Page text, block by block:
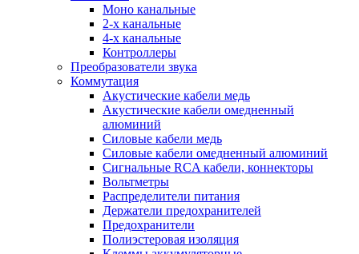
Моно канальные
2-х канальные
4-х канальные
Контроллеры
Преобразователи звука
Коммутация
Акустические кабели медь
Акустические кабели омедненный
алюминий
Силовые кабели медь
Силовые кабели омедненный алюминий
Сигнальные RCA кабели, коннекторы
Вольтметры
Распределители питания
Держатели предохранителей
Предохранители
Полиэстеровая изоляция